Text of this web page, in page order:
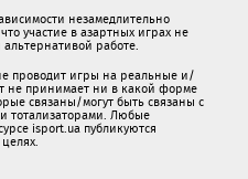
незамедлительно
участие в азартных играх не
работе.
проводит игры на реальные и/
не принимает ни в какой форме
связаны/могут быть связаны c
тотализаторами. Любые
isport.ua публикуютcя